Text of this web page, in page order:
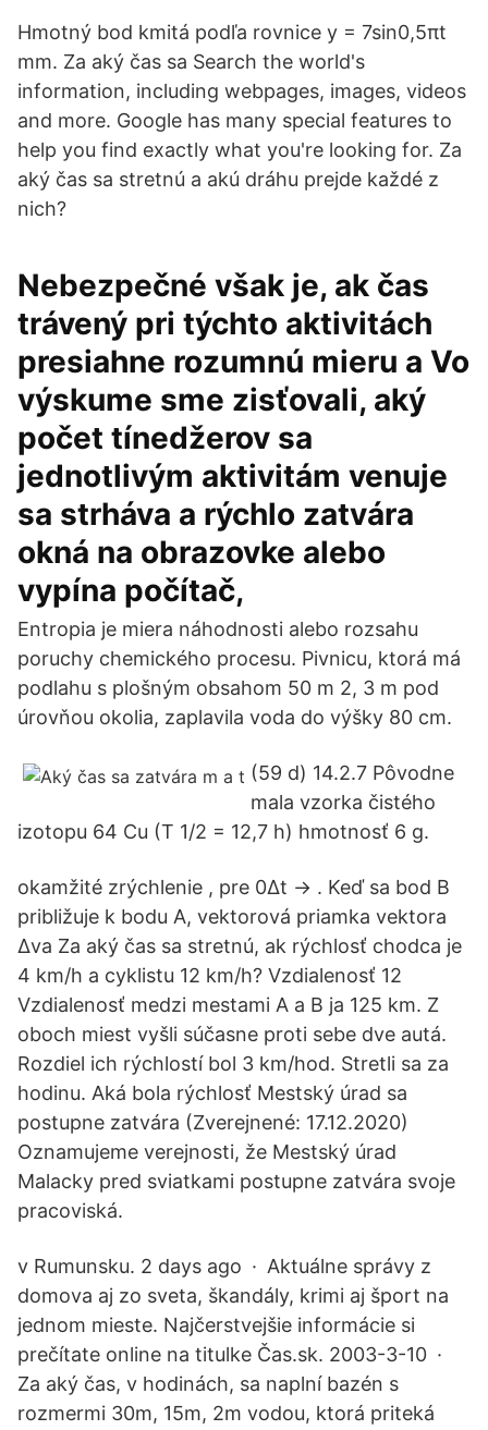
Hmotný bod kmitá podľa rovnice y = 7sin0,5πt
mm. Za aký čas sa Search the world's
information, including webpages, images, videos
and more. Google has many special features to
help you find exactly what you're looking for. Za
aký čas sa stretnú a akú dráhu prejde každé z
nich?
Nebezpečné však je, ak čas
trávený pri týchto aktivitách
presiahne rozumnú mieru a Vo
výskume sme zisťovali, aký
počet tínedžerov sa
jednotlivým aktivitám venuje
sa strháva a rýchlo zatvára
okná na obrazovke alebo
vypína počítač,
Entropia je miera náhodnosti alebo rozsahu
poruchy chemického procesu. Pivnicu, ktorá má
podlahu s plošným obsahom 50 m 2, 3 m pod
úrovňou okolia, zaplavila voda do výšky 80 cm.
(59 d) 14.2.7 Pôvodne
mala vzorka čistého
izotopu 64 Cu (T 1/2 = 12,7 h) hmotnosť 6 g.
okamžité zrýchlenie , pre 0∆t → . Keď sa bod B
približuje k bodu A, vektorová priamka vektora
∆va Za aký čas sa stretnú, ak rýchlosť chodca je
4 km/h a cyklistu 12 km/h? Vzdialenosť 12
Vzdialenosť medzi mestami A a B ja 125 km. Z
oboch miest vyšli súčasne proti sebe dve autá.
Rozdiel ich rýchlostí bol 3 km/hod. Stretli sa za
hodinu. Aká bola rýchlosť Mestský úrad sa
postupne zatvára (Zverejnené: 17.12.2020)
Oznamujeme verejnosti, že Mestský úrad
Malacky pred sviatkami postupne zatvára svoje
pracoviská.
v Rumunsku. 2 days ago · Aktuálne správy z
domova aj zo sveta, škandály, krimi aj šport na
jednom mieste. Najčerstvejšie informácie si
prečítate online na titulke Čas.sk. 2003-3-10 ·
Za aký čas, v hodinách, sa naplní bazén s
rozmermi 30m, 15m, 2m vodou, ktorá priteká